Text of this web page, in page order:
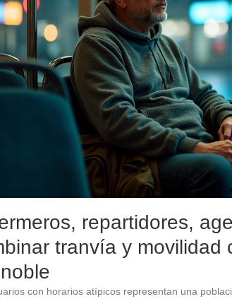
repartidores,
tranvía y movilidad
con horarios atípicos representan una